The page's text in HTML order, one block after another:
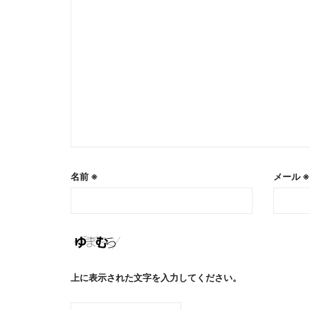
名前 ※ メール※
上に表示された文字を入力してください。